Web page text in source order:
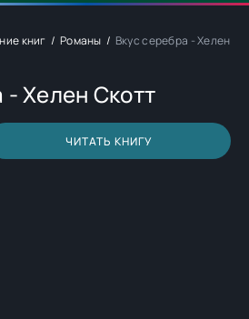
книг Романы Вкус серебра - Хелен
- Хелен Скотт
ЧИТАТЬ КНИГУ